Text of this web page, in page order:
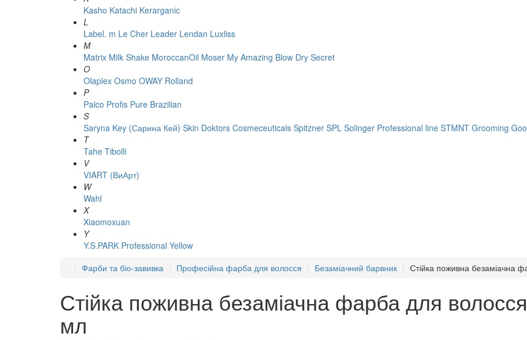
Kasho Katachi Kerarganic
L
Label. m Le Cher Leader Lendan Luxliss
M
Matrix Milk Shake MoroccanOil Moser My Amazing Blow Dry Secret
O
Olaplex Osmo OWAY Rolland
P
Palco Profis Pure Brazilian
S
Saryna Key (Сарина Кей) Skin Doktors Cosmeceuticals Spitzner SPL Solinger Professional line STMNT Grooming
T
Tahe Tibolli
V
VIART (ВиАрт)
W
Wahl
X
Xiaomoxuan
Y
Y.S.PARK Professional Yellow
Фарби та біо-завивка
Професійна фарба для волосся Безаміачний барвник Стійка поживна безаміачна
Стійка поживна безаміачна фарба для
мл